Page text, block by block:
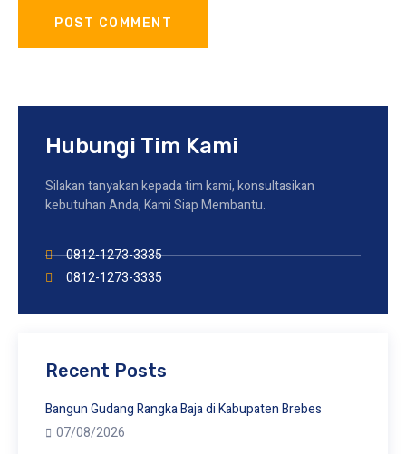
Hubungi Tim Kami
Silakan tanyakan kepada tim kami, konsultasikan
kebutuhan Anda, Kami Siap Membantu.
0812-1273-3335
0812-1273-3335
Recent Posts
Bangun Gudang Rangka Baja di Kabupaten Brebes
07/08/2026